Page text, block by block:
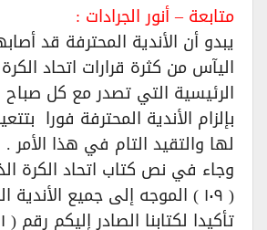
متابعة – أنور الجرادات :
يبدو أن الأندية المحترفة قد
اليآس من كثرة قرارات اتحاد الكرة
الرئيسية التي تصدر مع كل صباح
بإلزام الأندية المحترفة فورا
لها والتقيد التام في هذا الأمر .
وجاء في نص كتاب اتحاد الكرة
( ١٠٩ ) الموجه إلى جميع الأندية المحترفة :